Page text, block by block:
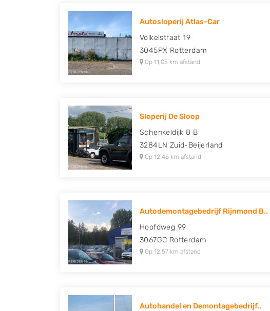
Autosloperij Atlas-Car
Volkelstraat 19
3045PX Rotterdam
Op 11,05 km afstand
Sloperij De Sloop
Schenkeldijk 8 B
3284LN Zuid-Beijerland
Op 12,46 km afstand
Autodemontagebedrijf Rijnmond B..
Hoofdweg 99
3067GC Rotterdam
Op 12,57 km afstand
Autohandel en Demontagebedrijf..